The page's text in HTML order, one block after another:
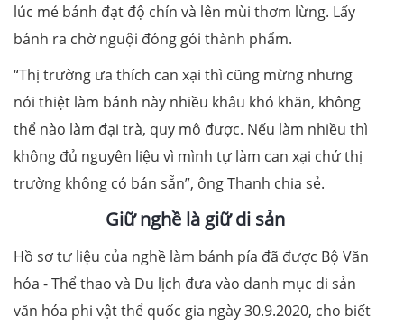
lúc mẻ bánh đạt độ chín và lên mùi thơm lừng. Lấy
bánh ra chờ nguội đóng gói thành phẩm.
“Thị trường ưa thích can xại thì cũng mừng nhưng
nói thiệt làm bánh này nhiều khâu khó khăn, không
thể nào làm đại trà, quy mô được. Nếu làm nhiều thì
không đủ nguyên liệu vì mình tự làm can xại chứ thị
trường không có bán sẵn”, ông Thanh chia sẻ.
Giữ nghề là giữ di sản
Hồ sơ tư liệu của nghề làm bánh pía đã được Bộ Văn
hóa - Thể thao và Du lịch đưa vào danh mục di sản
văn hóa phi vật thể quốc gia ngày 30.9.2020, cho biết